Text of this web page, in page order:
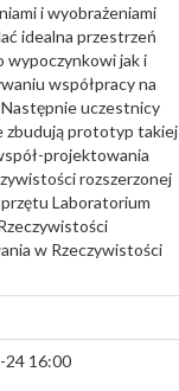
i wyobrażeniami
idealna przestrzeń
wypoczynkowi jak i
współpracy na
Następnie uczestnicy
zbudują prototyp takiej
projektowania
rozszerzonej
Laboratorium
w Rzeczywistości
24 16:00